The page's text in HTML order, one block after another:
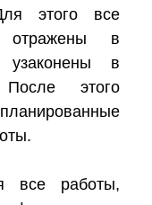
этого все
отражены в
узаконены в
После этого
все работы,